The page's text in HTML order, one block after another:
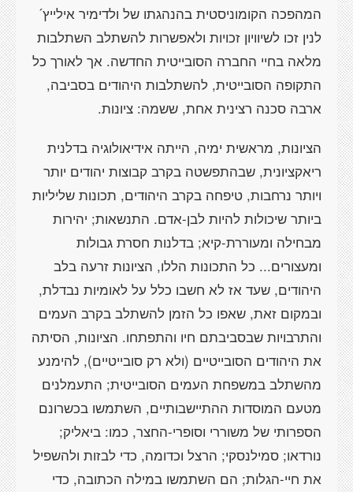
המהפכה הקומוניסטית בהנהגתו של ולדימיר אילייץ´
לנין זכו לשיוויון זכויות ולאפשרות להשתלב השתלבות
מלאה בחיי החברה הסובייטית החדשה. אך לאורך כל
התקופה הסובייטית, להשתלבות היהודים בסביבה,
ארבה סכנה רצינית אחת, ששמה: ציונות.
הציונות, מראשית ימיה, הייתה אידיאולוגיה בדלנית
ריאקציונית, שבהתפשטה בקרב קבוצות יהודים יותר
ויותר נרחבות, טיפחה בקרב היהודים, תכונות שליליות
ביותר שיכולות להיות לבן-אדם. התנשאות; יהירות
מבחילה ומעוררת-קיא; בדלנות חסרת גבולות
ומעצורים... כל התכונות הללו, הציונות זרעה בלב
היהודים, שעד אז לא חשבו כלל על לאומיות נבדלת,
ובמקום זאת, שאפו כל הזמן להשתלב בקרב העמים
והתרבויות שבסביבתם חיו והתפתחו. הציונות, הסיתה
את היהודים הסובייטיים (ולא רק סובייטיים), להימנע
מהשתלב במשפחת העמים הסובייטית; התעמלנים
מטעם המוסדות ההתיישבותיים, השתמשו בכשרונם
הספרותי של משוררי וסופרי-החצר, כמו: ביאליק;
נורדאו; סמילנסקי; הרצל וכדומה, כדי לבזות ולהשפיל
את חיי-הגלות; הם השתמשו במילה הכתובה, כדי